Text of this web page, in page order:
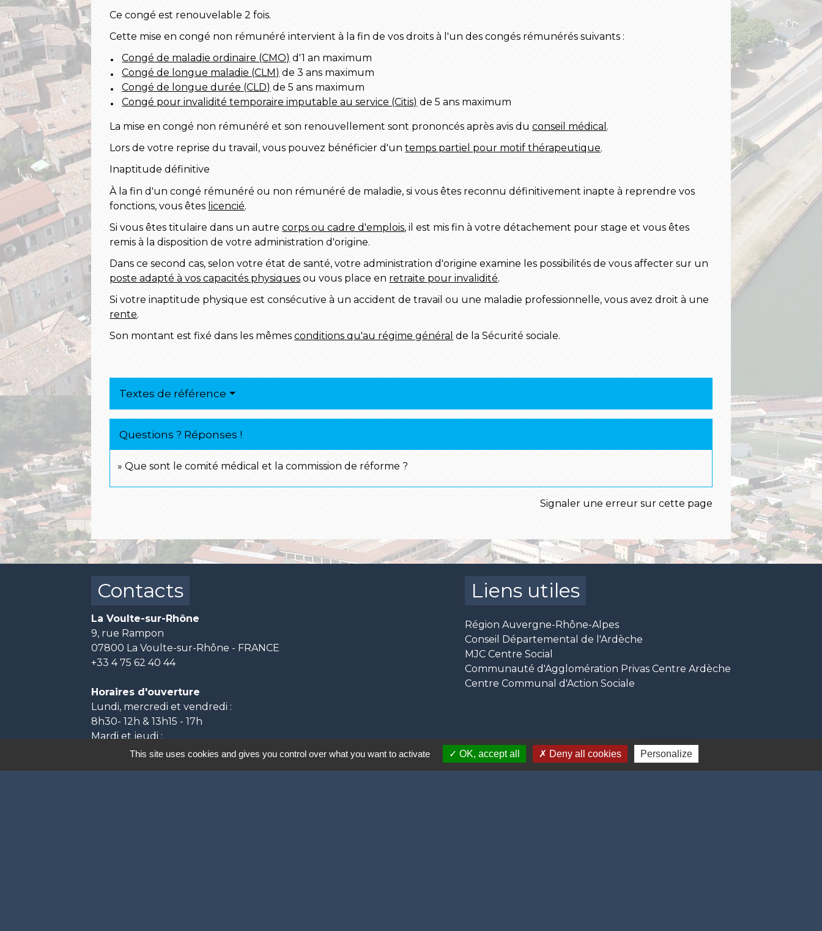
Ce congé est renouvelable 2 fois.
Cette mise en congé non rémunéré intervient à la fin de vos droits à l'un des congés rémunérés suivants :
Congé de maladie ordinaire (CMO) d'1 an maximum
Congé de longue maladie (CLM) de 3 ans maximum
Congé de longue durée (CLD) de 5 ans maximum
Congé pour invalidité temporaire imputable au service (Citis) de 5 ans maximum
La mise en congé non rémunéré et son renouvellement sont prononcés après avis duconseil médical .
Lors de votre reprise du travail, vous pouvez bénéficier d'untemps partiel pour motif thérapeutique.
Inaptitude définitive
À la fin d'un congé rémunéré ou non rémunéré de maladie, si vous êtes reconnu définitivement inapte à reprendre vos
fonctions, vous êtes licencié.
Si vous êtes titulaire dans un autrecorps ou cadre d'emplois, il est mis fin à votre détachement pour stage et vous êtes
remis à la disposition de votre administration d'origine.
Dans ce second cas, selon votre état de santé, votre administration d'origine examine les possibilités de vous affecter sur un
poste adapté à vos capacités physiques ou vous place en retraite pour invalidité.
Si votre inaptitude physique est consécutive à un accident de travail ou une maladie professionnelle, vous avez droit à une
rente.
Son montant est fixé dans les mêmesconditions qu'au régime général de la Sécurité sociale.
Textes de référence
Questions ? Réponses !
Que sont le comité médical et la commission de réforme ?
Signaler une erreur sur cette page
Contacts
La Voulte-sur-Rhône
9, rue Rampon
07800 La Voulte-sur-Rhône - FRANCE
+33 4 75 62 40 44
Horaires d'ouverture
Lundi, mercredi et vendredi :
8h30- 12h & 13h15 - 17h
Mardi et jeudi :
8h30- 12h & 13h15 - 18h
Liens utiles
Région Auvergne-Rhône-Alpes
Conseil Départemental de l'Ardèche
MJC Centre Social
Communauté d'Agglomération Privas Centre Ardèche
Centre Communal d'Action Sociale
This site uses cookies and gives you control over what you want to activate OK, accept all Deny all cookies Personalize